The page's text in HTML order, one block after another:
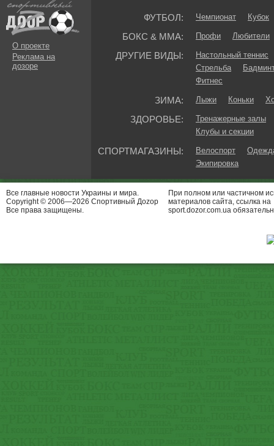
О проекте
Реклама на
дозоре
ФУТБОЛ: Чемпионат Кубок
БОКС & ММА: Профи Любители
ДРУГИЕ ВИДЫ:
Настольный теннис
Стрельба
Фитнес
ЗИМА: Лыжи Коньки
ЗДОРОВЬЕ:
Тренажерные залы
Клубы и секции
СПОРТМАГАЗИНЫ: Велоспорт
Экипировка
Все главные новости Украины и мира.
Copyright © 2006—2026 Спортивный Доzор
Все права защищены.
При полном или частичном
материалов сайта, ссылка на
sport.dozor.com.ua